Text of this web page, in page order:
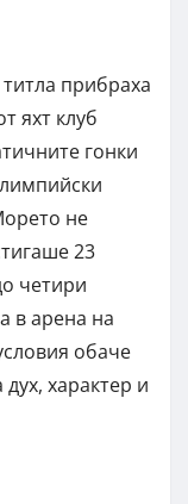
прибраха
яхт клуб
гонки
не
23
четири
в арена на
обаче
дух, характер и